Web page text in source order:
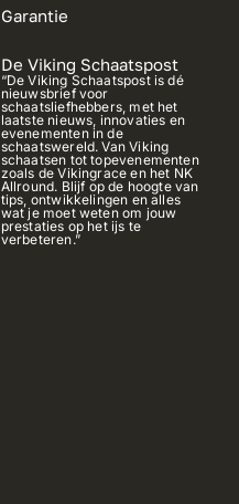
Garantie
De Viking Schaatspost
“De Viking Schaatspost is dé
nieuwsbrief voor
schaatsliefhebbers, met het
laatste nieuws, innovaties en
evenementen in de
schaatswereld. Van Viking
schaatsen tot topevenementen
zoals de Vikingrace en het NK
Allround. Blijf op de hoogte van
tips, ontwikkelingen en alles
wat je moet weten om jouw
prestaties op het ijs te
verbeteren.”